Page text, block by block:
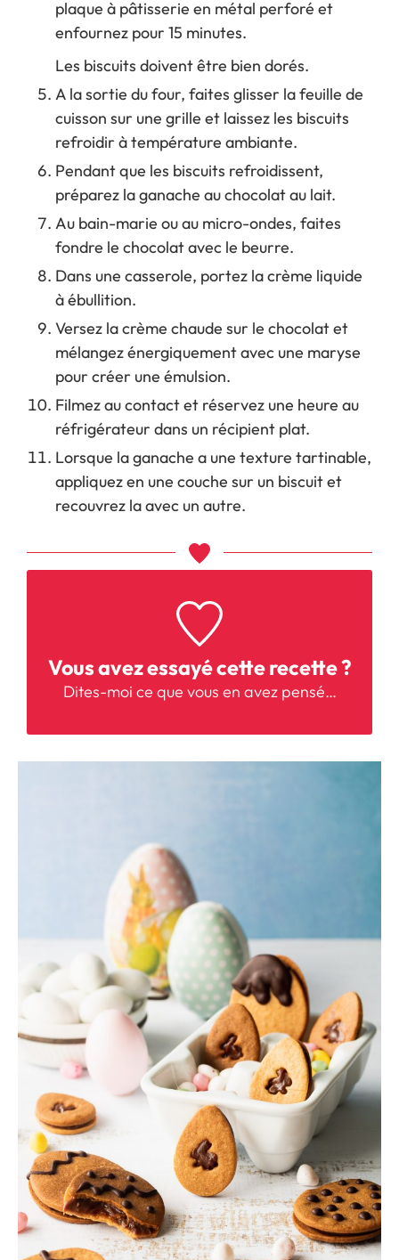
plaque à pâtisserie en métal perforé et
enfournez pour 15 minutes.
Les biscuits doivent être bien dorés.
A la sortie du four, faites glisser la feuille de
cuisson sur une grille et laissez les biscuits
refroidir à température ambiante.
Pendant que les biscuits refroidissent,
préparez la ganache au chocolat au lait.
Au bain-marie ou au micro-ondes, faites
fondre le chocolat avec le beurre.
Dans une casserole, portez la crème liquide
à ébullition.
Versez la crème chaude sur le chocolat et
mélangez énergiquement avec une maryse
pour créer une émulsion.
Filmez au contact et réservez une heure au
réfrigérateur dans un récipient plat.
Lorsque la ganache a une texture tartinable,
appliquez en une couche sur un biscuit et
recouvrez la avec un autre.
Vous avez essayé cette recette ?
Dites-moi ce que vous en avez pensé…